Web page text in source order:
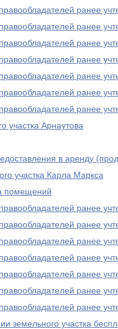
ранее
ранее
ранее
ранее
ранее
ранее
ранее
участка Арнаутова
в аренду
участка Карла Маркса
помещений
ранее
ранее
ранее
ранее
ранее
ранее
ранее
участка